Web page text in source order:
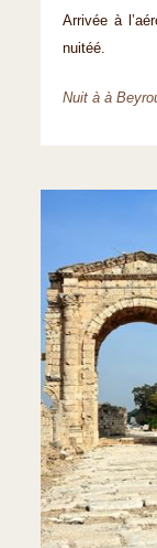
Arrivée à
nuitéé.
Nuit à à